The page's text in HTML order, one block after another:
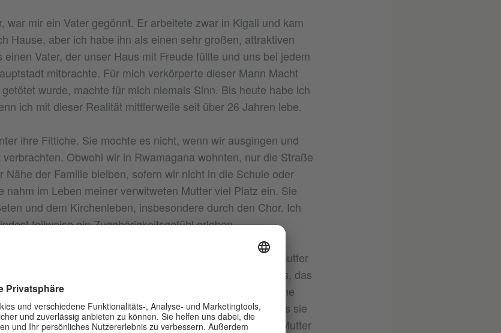
war mir ein Vater gegönnt. Er arbeitete zwar in Kigali und kam
Hause, aber ich habe ihn als einen sehr großen, attraktiven
Vater, der unser Haus mit Freude füllte und uns bei jedem
mitbrachte. Für mich verkörperte dieser Mann Macht
wurde, machte für mich niemals Sinn. Bis heute habe ich
ich mit dieser Realität mittlerweile seit über 26 Jahren lebe.
ihre Fittiche. Sie mochte es nicht, wenn wir ausgingen und
Obwohl wir in Rwamagana wohnten, nur die Straße
Nähe der Familie bleiben, sofern wir nicht in die Schule oder
nahm im Leben meiner verwitweten Mutter viel Platz ein. Sie
und dem Kirchenleben, insbesondere durch den Chor. Ich
teilweise ein Zugehörigkeitsgefühl erleben.
Ich besuchte sogar das Knabenseminar, aber meine Mutter
führte nie zum Streit zwischen uns. Religion ist nur etwas, das
nichts, das einen Keil zwischen uns treiben würde. Meine
schlossen sich unserer Mutter in der Kirche an, doch als sie
sie auf eine katholische Trauung. Das bereitete meiner Mutter